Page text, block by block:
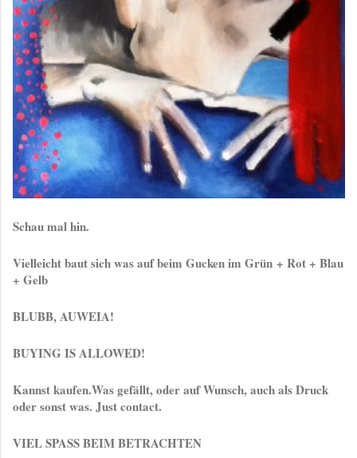
Schau mal hin.
Vielleicht baut sich was auf beim Gucken im Grün + Rot + Blau
+ Gelb
BLUBB, AUWEIA!
BUYING IS ALLOWED!
Kannst kaufen.Was gefällt, oder auf Wunsch, auch als Druck
oder sonst was. Just contact.
VIEL SPASS BEIM BETRACHTEN